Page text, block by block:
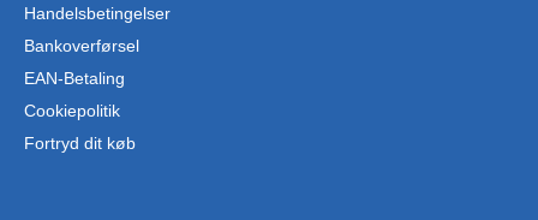
Handelsbetingelser
Bankoverførsel
EAN-Betaling
Cookiepolitik
Fortryd dit køb